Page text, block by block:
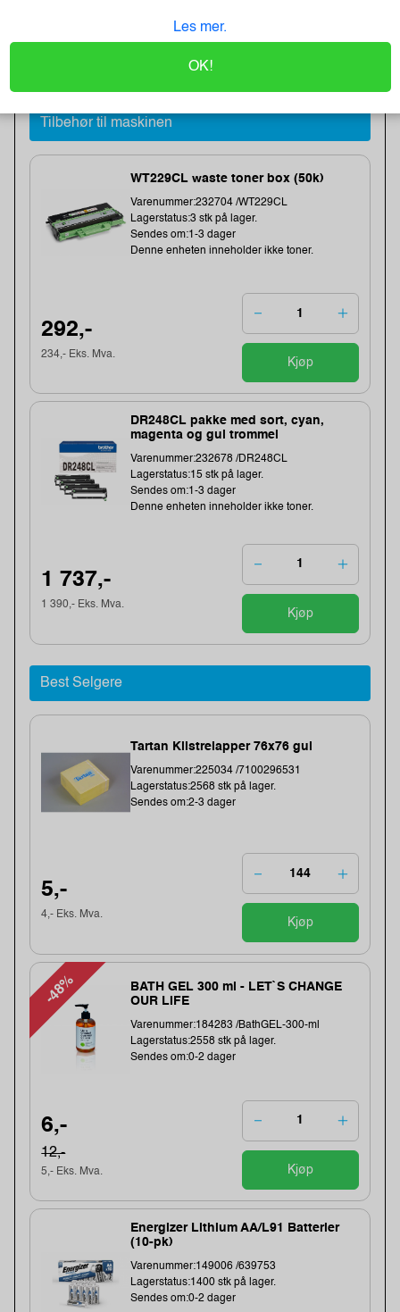
1 216,- Eks. Mva.
Tilbehør til maskinen
WT229CL waste toner box (50k)
Varenummer:232704 /WT229CL
Lagerstatus:3 stk på lager.
Sendes om:1-3 dager
Denne enheten inneholder ikke toner.
292,-
234,- Eks. Mva.
Kjøp
DR248CL pakke med sort, cyan,
magenta og gul trommel
Varenummer:232678 /DR248CL
Lagerstatus:15 stk på lager.
Sendes om:1-3 dager
Denne enheten inneholder ikke toner.
1 737,-
1 390,- Eks. Mva.
Kjøp
Best Selgere
Tartan Klistrelapper 76x76 gul
Varenummer:225034 /7100296531
Lagerstatus:2568 stk på lager.
Sendes om:2-3 dager
5,-
4,- Eks. Mva.
Kjøp
-48%
BATH GEL 300 ml - LET`S CHANGE
OUR LIFE
Varenummer:184283 /BathGEL-300-ml
Lagerstatus:2558 stk på lager.
Sendes om:0-2 dager
6,-
12,-
5,- Eks. Mva. Kjøp
Energizer Lithium AA/L91 Batterier
(10-pk)
Varenummer:149006 /639753
Lagerstatus:1400 stk på lager.
Sendes om:0-2 dager
Les mer.
OK!